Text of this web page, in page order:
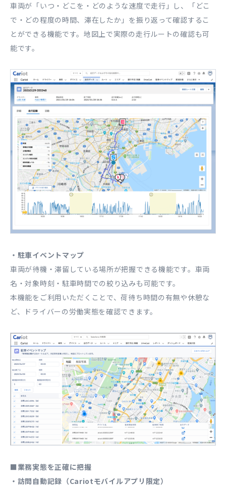
車両が「いつ・どこを・どのような速度で走行」し、「どこ
で・どの程度の時間、滞在したか」を振り返って確認するこ
とができる機能です。地図上で実際の走行ルートの確認も可
能です。
・駐車イベントマップ
車両が待機・滞留している場所が把握できる機能です。車両
名・対象時刻・駐車時間での絞り込みも可能です。
本機能をご利用いただくことで、荷待ち時間の有無や休憩な
ど、ドライバーの労働実態を確認できます。
■業務実態を正確に把握
・訪問自動記録（Cariotモバイルアプリ限定）